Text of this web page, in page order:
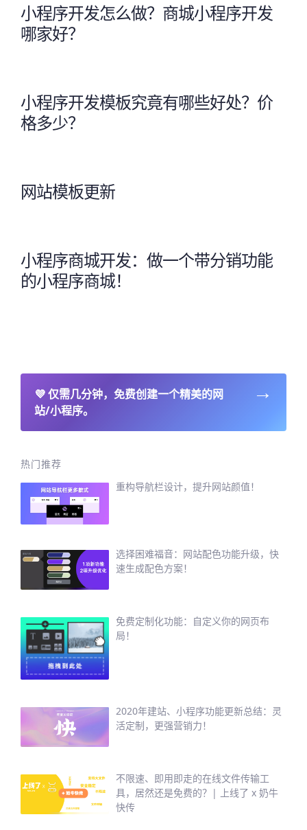
小程序开发怎么做？商城小程序开发
哪家好？
小程序开发模板究竟有哪些好处？价
格多少？
网站模板更新
小程序商城开发：做一个带分销功能
的小程序商城！
💜仅需几分钟，免费创建一个精美的网
站/小程序。
→
热门推荐
重构导航栏设计，提升网站颜值！
选择困难福音：网站配色功能升级，快
速生成配色方案！
免费定制化功能：自定义你的网页布
局！
2020年建站、小程序功能更新总结：灵
活定制，更强营销力！
不限速、即用即走的在线文件传输工
具，居然还是免费的？| 上线了 x 奶牛
快传